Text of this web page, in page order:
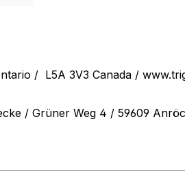
/ L5A 3V3 Canada /
/ Grüner Weg 4 / 59609